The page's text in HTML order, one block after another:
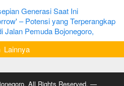
Generasi Saat Ini
– Potensi yang Terperangkap
Jalan Pemuda Bojonegoro,
Menu
Lainnya
All Rights Reserved. —